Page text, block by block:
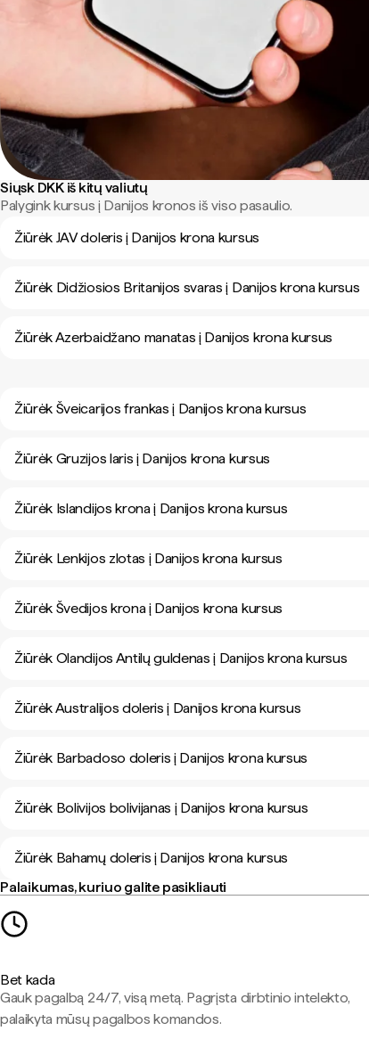
Siųsk DKK iš kitų valiutų
Palygink kursus į Danijos kronos iš viso pasaulio.
Žiūrėk JAV doleris į Danijos krona kursus
Žiūrėk Didžiosios Britanijos svaras į Danijos krona kursus
Žiūrėk Azerbaidžano manatas į Danijos krona kursus
Žiūrėk Šveicarijos frankas į Danijos krona kursus
Žiūrėk Gruzijos laris į Danijos krona kursus
Žiūrėk Islandijos krona į Danijos krona kursus
Žiūrėk Lenkijos zlotas į Danijos krona kursus
Žiūrėk Švedijos krona į Danijos krona kursus
Žiūrėk Olandijos Antilų guldenas į Danijos krona kursus
Žiūrėk Australijos doleris į Danijos krona kursus
Žiūrėk Barbadoso doleris į Danijos krona kursus
Žiūrėk Bolivijos bolivijanas į Danijos krona kursus
Žiūrėk Bahamų doleris į Danijos krona kursus
Palaikumas, kuriuo galite pasikliauti
Bet kada
Gauk pagalbą 24/7, visą metą. Pagrįsta dirbtinio intelekto,
palaikyta mūsų pagalbos komandos.